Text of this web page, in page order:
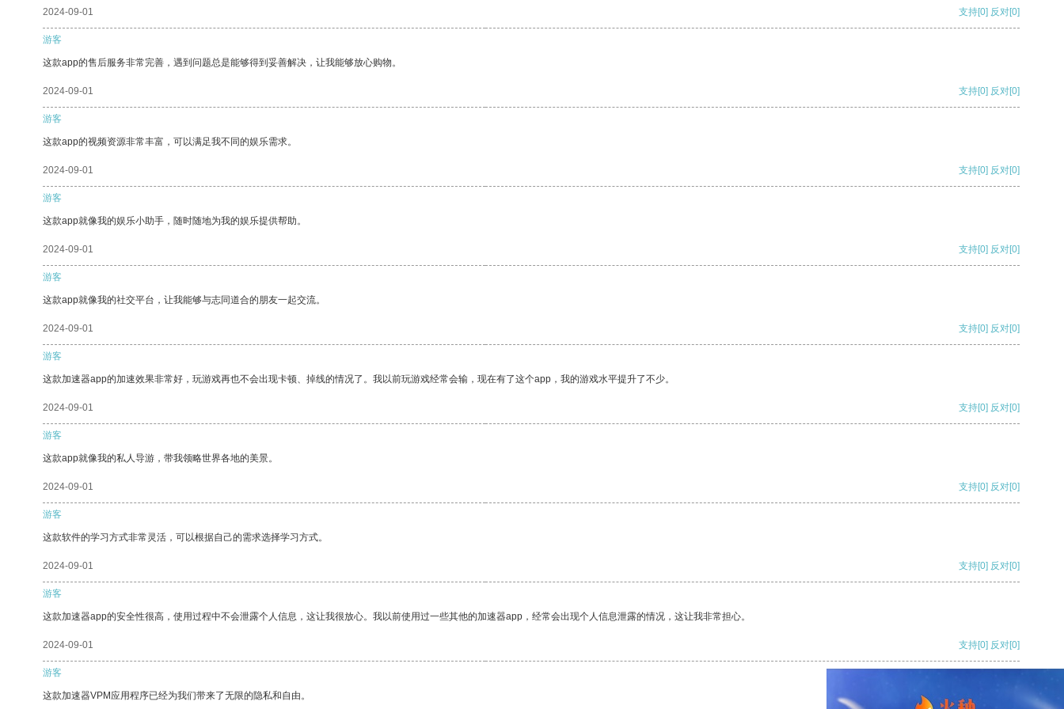
2024-09-01 支持[0] 反对[0]
游客
这款app的售后服务非常完善，遇到问题总是能够得到妥善解决，让我能够放心购物。
2024-09-01 支持[0] 反对[0]
游客
这款app的视频资源非常丰富，可以满足我不同的娱乐需求。
2024-09-01 支持[0] 反对[0]
游客
这款app就像我的娱乐小助手，随时随地为我的娱乐提供帮助。
2024-09-01 支持[0] 反对[0]
游客
这款app就像我的社交平台，让我能够与志同道合的朋友一起交流。
2024-09-01 支持[0] 反对[0]
游客
这款加速器app的加速效果非常好，玩游戏再也不会出现卡顿、掉线的情况了。我以前玩游戏经常会输，现在有了这个app，我的游戏水平提升了不少。
2024-09-01 支持[0] 反对[0]
游客
这款app就像我的私人导游，带我领略世界各地的美景。
2024-09-01 支持[0] 反对[0]
游客
这款软件的学习方式非常灵活，可以根据自己的需求选择学习方式。
2024-09-01 支持[0] 反对[0]
游客
这款加速器app的安全性很高，使用过程中不会泄露个人信息，这让我很放心。我以前使用过一些其他的加速器app，经常会出现个人信息泄露的情况，这让我非常担心。
2024-09-01 支持[0] 反对[0]
游客
这款加速器VPM应用程序已经为我们带来了无限的隐私和自由。